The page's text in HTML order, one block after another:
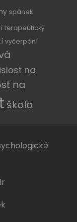
spánek
terapeutický
vyčerpání
na
na
škola